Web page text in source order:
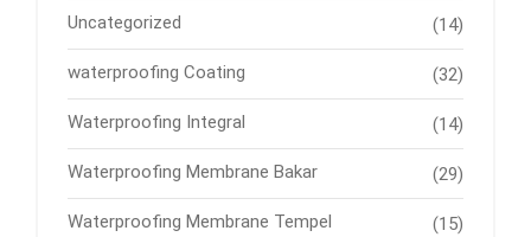
Uncategorized (14)
waterproofing Coating (32)
Waterproofing Integral (14)
Waterproofing Membrane Bakar (29)
Waterproofing Membrane Tempel (15)